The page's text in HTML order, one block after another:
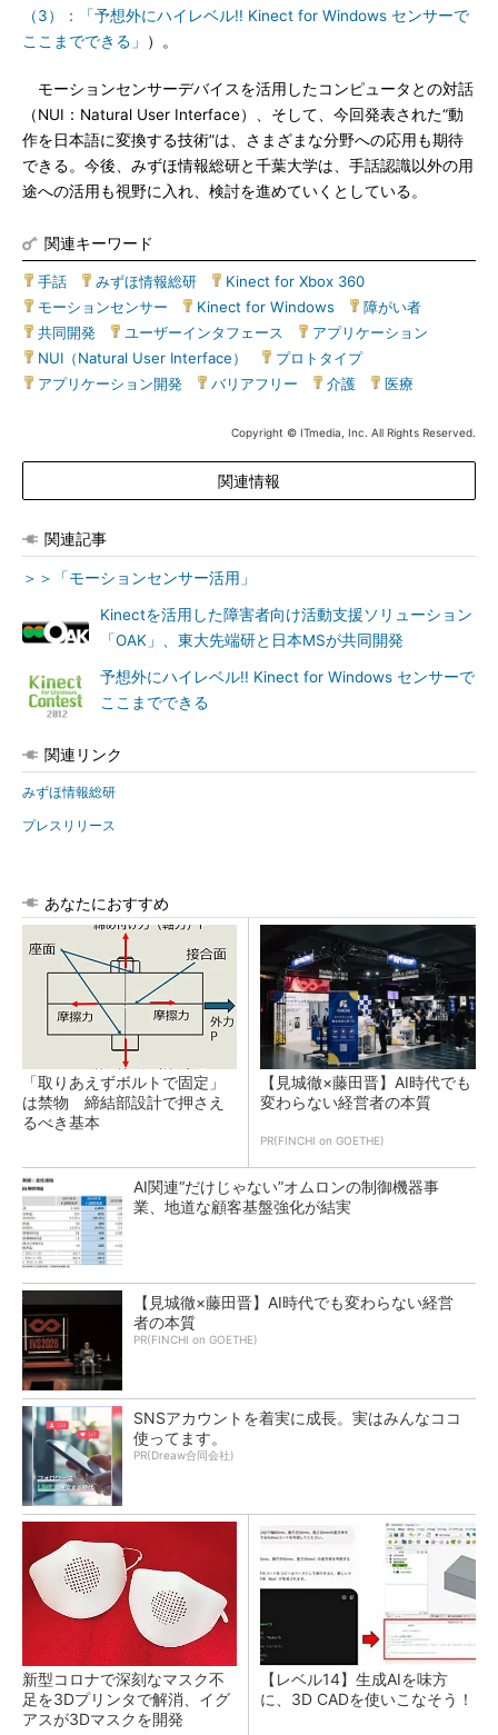
（3）：「予想外にハイレベル!! Kinect for Windows センサーで
ここまでできる」
）。
モーションセンサーデバイスを活用したコンピュータとの対話
（NUI：Natural User Interface）、そして、今回発表された“動
作を日本語に変換する技術”は、さまざまな分野への応用も期待
できる。今後、みずほ情報総研と千葉大学は、手話認識以外の用
途への活用も視野に入れ、検討を進めていくとしている。
関連キーワード
手話 みずほ情報総研 Kinect for Xbox 360
モーションセンサー
Kinect for Windows 障がい者
共同開発
ユーザーインタフェース アプリケーション
NUI（Natural User Interface）
プロトタイプ|
アプリケーション開発
バリアフリー 介護 医療
Copyright © ITmedia, Inc. All Rights Reserved.
関連情報
関連記事
＞＞「モーションセンサー活用」
Kinectを活用した障害者向け活動支援ソリューション
「OAK」、東大先端研と日本MSが共同開発
予想外にハイレベル!! Kinect for Windows センサーで
ここまでできる
関連リンク
みずほ情報総研
プレスリリース
あなたにおすすめ
「取りあえずボルトで固定」
は禁物 締結部設計で押さえ
るべき基本
【見城徹×藤田晋】AI時代でも
変わらない経営者の本質
PR(FINCHI on GOETHE)
AI関連“だけじゃない”オムロンの制御機器事
業、地道な顧客基盤強化が結実
【見城徹×藤田晋】AI時代でも変わらない経営
者の本質
PR(FINCHI on GOETHE)
SNSアカウントを着実に成長。実はみんなココ
使ってます。
PR(Dreaw合同会社)
新型コロナで深刻なマスク不
足を3Dプリンタで解消、イグ
アスが3Dマスクを開発
【レベル14】生成AIを味方
に、3D CADを使いこなそう！